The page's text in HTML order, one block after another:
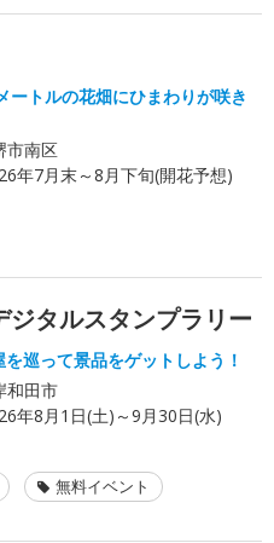
ートルの花畑にひまわりが咲き
市南区
年7月末～8月下旬(開花予想)
タルスタンプラリー
巡って景品をゲットしよう！
和田市
年8月1日(土)～9月30日(水)
無料イベント